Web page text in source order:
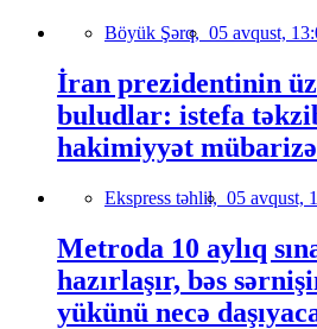
Böyük Şərq, 05 avqust,
İran prezidentinin
buludlar: istefa
hakimiyyət
Ekspress təhlil, 05 avqust,
Metroda 10 aylıq
hazırlaşır, bəs
yükünü necə